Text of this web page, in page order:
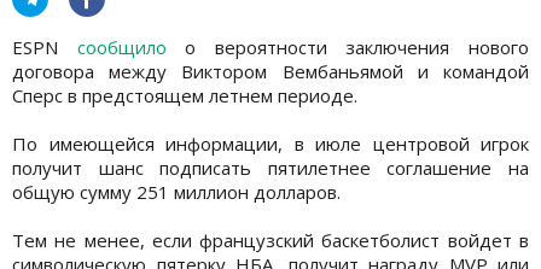
ESPN сообщило о вероятности заключения нового
договора между Виктором Вембаньямой и командой
Сперс в предстоящем летнем периоде.
По имеющейся информации, в июле центровой игрок
получит шанс подписать пятилетнее соглашение на
общую сумму 251 миллион долларов.
Тем не менее, если французский баскетболист войдет в
символическую пятерку НБА, получит награду MVP или